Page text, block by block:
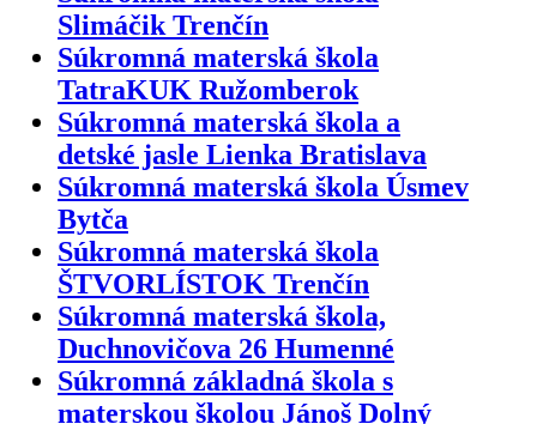
Slimáčik Trenčín
Súkromná materská škola
TatraKUK Ružomberok
Súkromná materská škola a
detské jasle Lienka Bratislava
Súkromná materská škola Úsmev
Bytča
Súkromná materská škola
ŠTVORLÍSTOK Trenčín
Súkromná materská škola,
Duchnovičova 26 Humenné
Súkromná základná škola s
materskou školou Jánoš Dolný